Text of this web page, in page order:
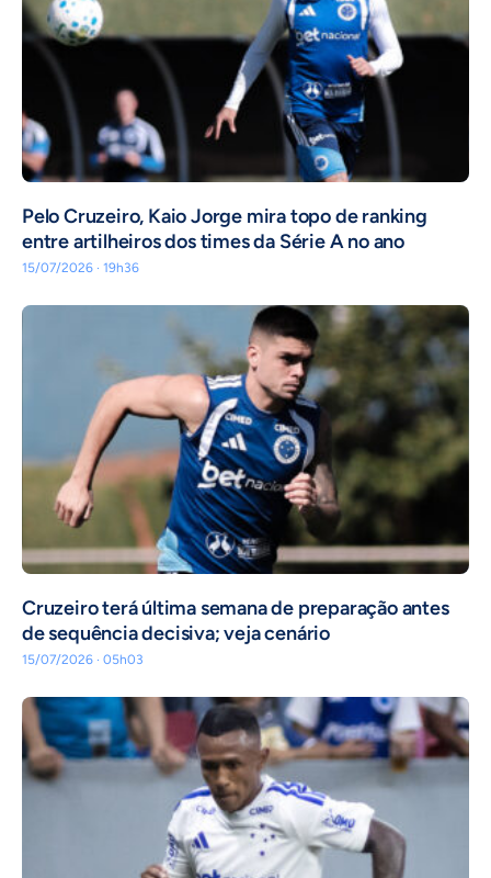
Pelo Cruzeiro, Kaio Jorge mira topo de ranking
entre artilheiros dos times da Série A no ano
15/07/2026 · 19h36
Cruzeiro terá última semana de preparação antes
de sequência decisiva; veja cenário
15/07/2026 · 05h03